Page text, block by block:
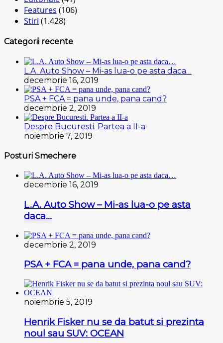
Features (106)
Stiri (1.428)
Categorii recente
L.A. Auto Show – Mi-as lua-o pe asta daca…
decembrie 16, 2019
PSA + FCA = pana unde, pana cand?
decembrie 2, 2019
Despre Bucuresti. Partea a II-a
noiembrie 7, 2019
Posturi Smechere
decembrie 16, 2019
L.A. Auto Show – Mi-as lua-o pe asta
daca…
decembrie 2, 2019
PSA + FCA = pana unde, pana cand?
noiembrie 5, 2019
Henrik Fisker nu se da batut si prezinta
noul sau SUV: OCEAN